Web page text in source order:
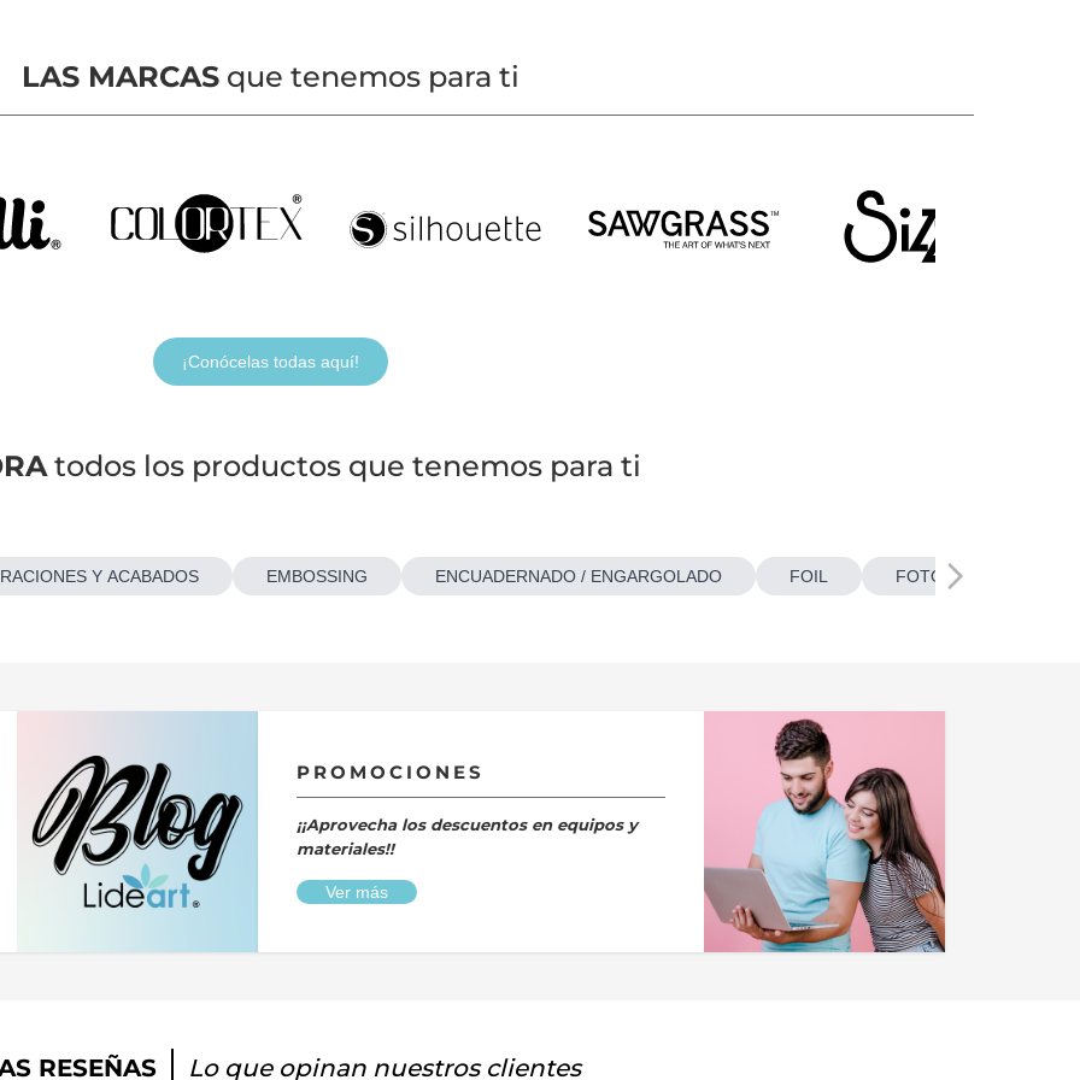
LAS MARCASque tenemos para ti
¡Conócelas todas aquí!
todos los productos que tenemos para ti
Y ACABADOS EMBOSSING ENCUADERNADO / ENGARGOLADO FOIL FOTOBOTONES
PROMOCIONES
¡¡Aprovecha los descuentos en equipos y
materiales!!
Ver más
RESEÑAS Lo que opinan nuestros clientes